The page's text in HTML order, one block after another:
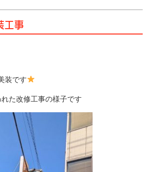
工事
装です
た改修工事の様子です